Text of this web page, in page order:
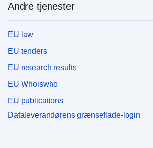
Andre tjenester
EU law
EU tenders
EU research results
EU Whoiswho
EU publications
Dataleverandørens grænseflade-login